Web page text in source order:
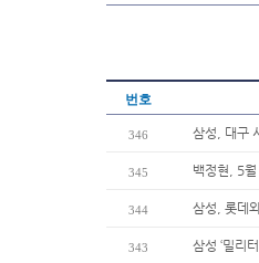
번호
346 삼성, 대구
345 백정현, 5
344 삼성, 롯데
343 삼성 ‘밀리